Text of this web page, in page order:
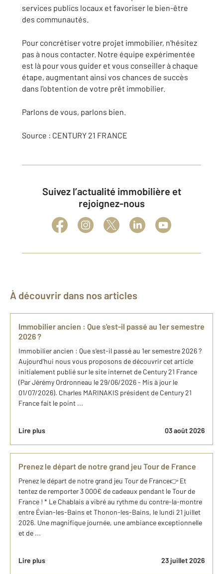
services publics locaux et favoriser le bien-être
des communautés.
Pour concrétiser votre projet immobilier, n'hésitez
pas à nous contacter. Notre équipe expérimentée
est là pour vous guider et vous conseiller à chaque
étape, augmentant ainsi vos chances de succès
dans l'obtention de votre prêt immobilier.
Parlons de vous, parlons bien.
Source : CENTURY 21 FRANCE
Suivez l’actualité immobilière et
rejoignez-nous
À découvrir dans nos articles
Immobilier ancien : Que s'est-il passé au 1er semestre
2026 ?
Immobilier ancien : Que s'est-il passé au 1er semestre 2026 ?
Aujourd'hui nous vous proposons de découvrir cet article
initialement publié sur le site internet de Century 21 France
(Par Jérémy Ordronneau le 29/06/2026 - Mis à jour le
01/07/2026). Charles MARINAKIS président de Century 21
France fait le point ...
Lire plus 03 août 2026
Prenez le départ de notre grand jeu Tour de France
Prenez le départ de notre grand jeu Tour de France👉 Et
tentez de remporter 3 000€ de cadeaux pendant le Tour de
France ! * Le Chablais a vibré au rythme du contre-la-montre
entre Évian-les-Bains et Thonon-les-Bains, le lundi 21 juillet
2026. Une magnifique journée, une ambiance exceptionnelle
et de ...
Lire plus 23 juillet 2026